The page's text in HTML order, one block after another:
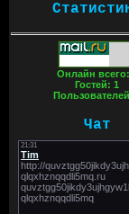
Онлайн всего:
Гостей:1
Чат